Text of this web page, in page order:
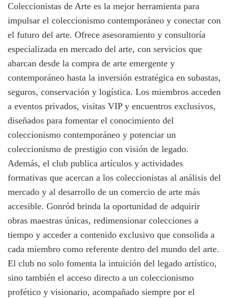
Coleccionistas de Arte es la mejor herramienta para
impulsar el coleccionismo contemporáneo y conectar con
el futuro del arte. Ofrece asesoramiento y consultoría
especializada en mercado del arte, con servicios que
abarcan desde la compra de arte emergente y
contemporáneo hasta la inversión estratégica en subastas,
seguros, conservación y logística. Los miembros acceden
a eventos privados, visitas VIP y encuentros exclusivos,
diseñados para fomentar el conocimiento del
coleccionismo contemporáneo y potenciar un
coleccionismo de prestigio con visión de legado.
Además, el club publica artículos y actividades
formativas que acercan a los coleccionistas al análisis del
mercado y al desarrollo de un comercio de arte más
accesible. Gonród brinda la oportunidad de adquirir
obras maestras únicas, redimensionar colecciones a
tiempo y acceder a contenido exclusivo que consolida a
cada miembro como referente dentro del mundo del arte.
El club no solo fomenta la intuición del legado artístico,
sino también el acceso directo a un coleccionismo
profético y visionario, acompañado siempre por el